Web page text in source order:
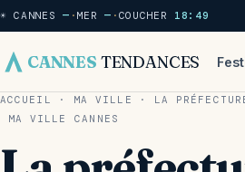
☀ CANNES— · MER— · COUCHER 18:49
CANNES TENDANCES
ACCUEIL · MA VILLE · LA
MA VILLE
CANNES